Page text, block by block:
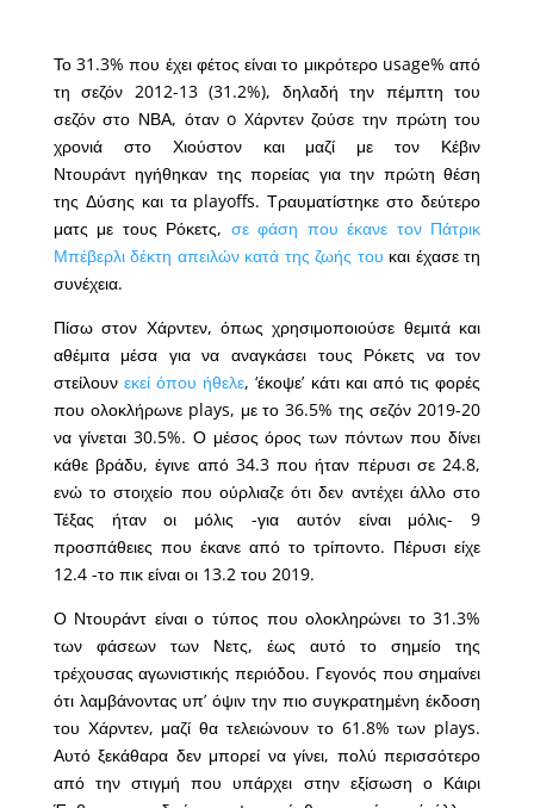
Το 31.3% που έχει φέτος είναι το μικρότερο usage% από
τη σεζόν 2012-13 (31.2%), δηλαδή την πέμπτη του
σεζόν στο ΝΒΑ, όταν o Xάρντεν ζούσε την πρώτη του
χρονιά στο Χιούστον και μαζί με τον Κέβιν
Ντουράντ ηγήθηκαν της πορείας για την πρώτη θέση
της Δύσης και τα playoffs. Τραυματίστηκε στο δεύτερο
ματς με τους Ρόκετς, σε φάση που έκανε τον Πάτρικ
Μπέβερλι δέκτη απειλών κατά της ζωής του και έχασε τη
συνέχεια.
Πίσω στον Χάρντεν, όπως χρησιμοποιούσε θεμιτά και
αθέμιτα μέσα για να αναγκάσει τους Ρόκετς να τον
στείλουν εκεί όπου ήθελε, ‘έκοψε’ κάτι και από τις φορές
που ολοκλήρωνε plays, με το 36.5% της σεζόν 2019-20
να γίνεται 30.5%. Ο μέσος όρος των πόντων που δίνει
κάθε βράδυ, έγινε από 34.3 που ήταν πέρυσι σε 24.8,
ενώ το στοιχείο που ούρλιαζε ότι δεν αντέχει άλλο στο
Τέξας ήταν οι μόλις -για αυτόν είναι μόλις- 9
προσπάθειες που έκανε από το τρίποντο. Πέρυσι είχε
12.4 -το πικ είναι οι 13.2 του 2019.
Ο Ντουράντ είναι ο τύπος που ολοκληρώνει το 31.3%
των φάσεων των Νετς, έως αυτό το σημείο της
τρέχουσας αγωνιστικής περιόδου. Γεγονός που σημαίνει
ότι λαμβάνοντας υπ’ όψιν την πιο συγκρατημένη έκδοση
του Χάρντεν, μαζί θα τελειώνουν το 61.8% των plays.
Αυτό ξεκάθαρα δεν μπορεί να γίνει, πολύ περισσότερο
από την στιγμή που υπάρχει στην εξίσωση ο Κάιρι